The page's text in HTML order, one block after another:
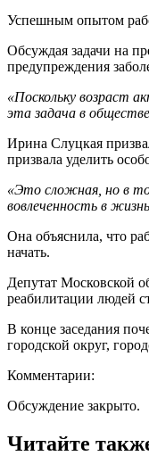
Успешным опытом
Обсуждая задачи на
предупреждения
«Поскольку возраст
эта задача в
Ирина Слуцкая
призвала уделить
«Это сложная, но в
вовлеченность в
Она объяснила, что
начать.
Депутат Московской
реабилитации людей
В конце заседания
городской округ,
Комментарии:
Обсуждение закрыто.
Читайте